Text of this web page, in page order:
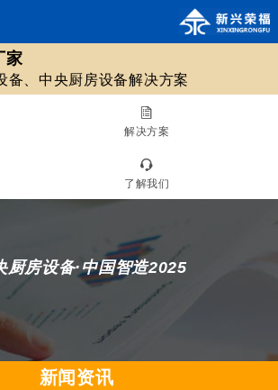
房设备有限公司，优质
家
、中央厨房设备解决方案
/ 18511561620
/ 010-69508608
家
备、中央厨房设备解决方案
解决方案
了解我们
厨房设备·中国智造2025
新闻资讯